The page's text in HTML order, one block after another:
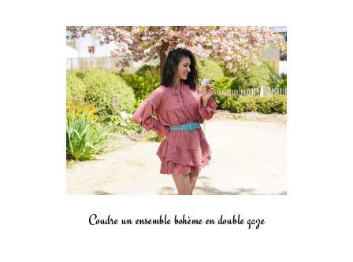
Coudre un ensemble bohème en double gaze